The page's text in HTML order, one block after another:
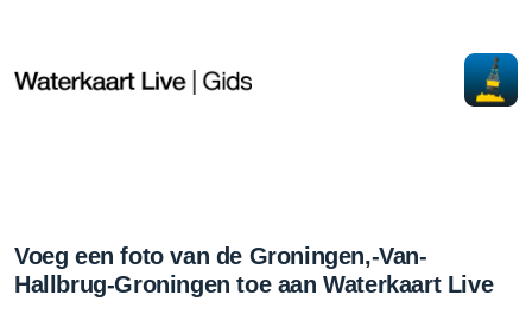
Voeg een foto van de Groningen,-Van-
Hallbrug-Groningen toe aan Waterkaart Live